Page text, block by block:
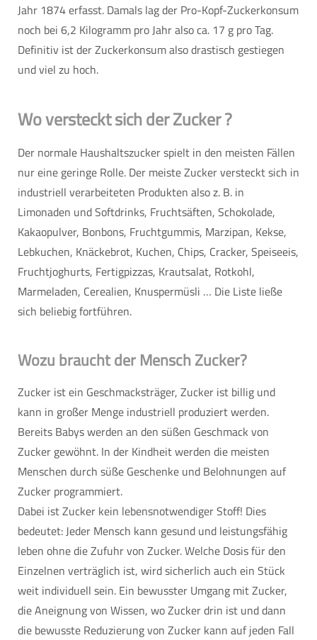
Jahr 1874 erfasst. Damals lag der Pro-Kopf-Zuckerkonsum
noch bei 6,2 Kilogramm pro Jahr also ca. 17 g pro Tag.
Definitiv ist der Zuckerkonsum also drastisch gestiegen
und viel zu hoch.
Wo versteckt sich der Zucker ?
Der normale Haushaltszucker spielt in den meisten Fällen
nur eine geringe Rolle. Der meiste Zucker versteckt sich in
industriell verarbeiteten Produkten also z. B. in
Limonaden und Softdrinks, Fruchtsäften, Schokolade,
Kakaopulver, Bonbons, Fruchtgummis, Marzipan, Kekse,
Lebkuchen, Knäckebrot, Kuchen, Chips, Cracker, Speiseeis,
Fruchtjoghurts, Fertigpizzas, Krautsalat, Rotkohl,
Marmeladen, Cerealien, Knuspermüsli … Die Liste ließe
sich beliebig fortführen.
Wozu braucht der Mensch Zucker?
Zucker ist ein Geschmacksträger, Zucker ist billig und
kann in großer Menge industriell produziert werden.
Bereits Babys werden an den süßen Geschmack von
Zucker gewöhnt. In der Kindheit werden die meisten
Menschen durch süße Geschenke und Belohnungen auf
Zucker programmiert.
Dabei ist Zucker kein lebensnotwendiger Stoff! Dies
bedeutet: Jeder Mensch kann gesund und leistungsfähig
leben ohne die Zufuhr von Zucker. Welche Dosis für den
Einzelnen verträglich ist, wird sicherlich auch ein Stück
weit individuell sein. Ein bewusster Umgang mit Zucker,
die Aneignung von Wissen, wo Zucker drin ist und dann
die bewusste Reduzierung von Zucker kann auf jeden Fall